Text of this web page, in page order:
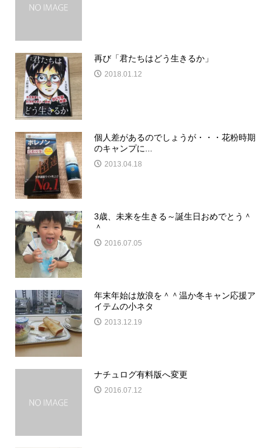
再び「君たちはどう生きるか」
2018.01.12
個人差があるのでしょうが・・・花粉時期
のキャンプに...
2013.04.18
3歳、未来を生きる～誕生日おめでとう＾
＾
2016.07.05
年末年始は放浪を＾＾温か冬キャン応援ア
イテムの小ネタ
2013.12.19
ナチュログ有料版へ変更
2016.07.12